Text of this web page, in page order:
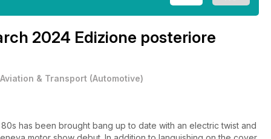
2024 Edizione posteriore
Aviation & Transport (Automotive)
has been brought bang up to date with an electric twist and